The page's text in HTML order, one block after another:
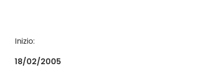
Inizio:
18/02/2005